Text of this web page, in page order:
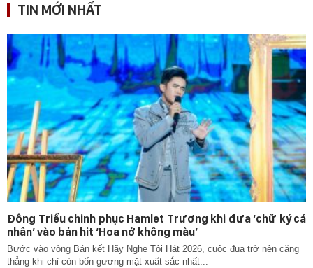
TIN MỚI NHẤT
Đông Triều chinh phục Hamlet Trương khi đưa ‘chữ ký cá
nhân’ vào bản hit ‘Hoa nở không màu’
Bước vào vòng Bán kết Hãy Nghe Tôi Hát 2026, cuộc đua trở nên căng
thẳng khi chỉ còn bốn gương mặt xuất sắc nhất...